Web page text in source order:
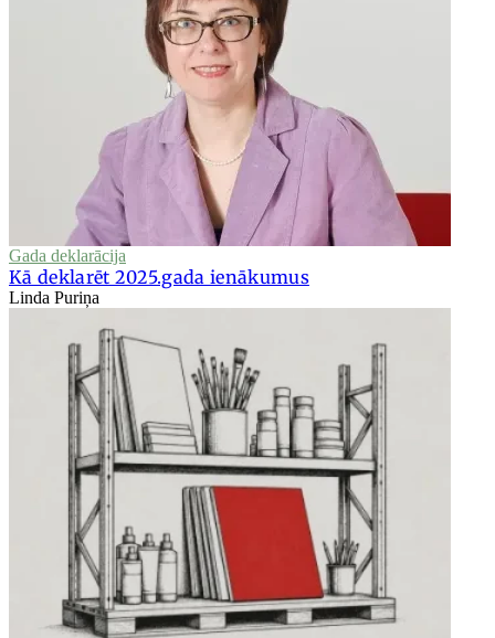
Gada deklarācija
Kā deklarēt 2025.gada ienākumus
Linda Puriņa